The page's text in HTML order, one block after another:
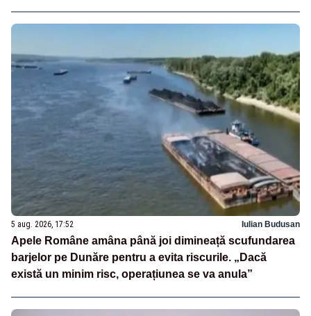
5 aug. 2026, 17:52 Iulian Budusan
Apele Române amâna până joi dimineață scufundarea
barjelor pe Dunăre pentru a evita riscurile. „Dacă
există un minim risc, operațiunea se va anula”